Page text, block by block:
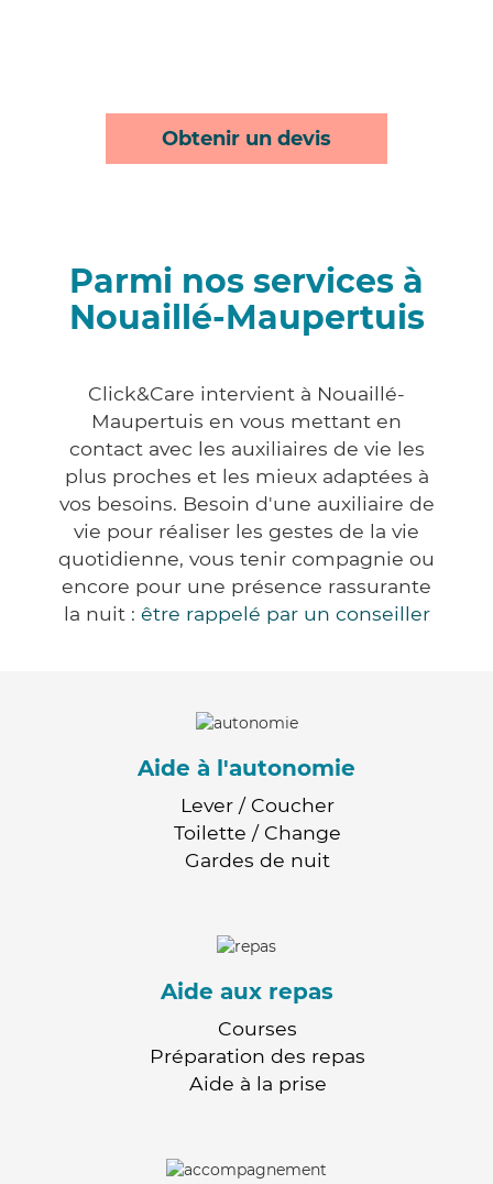
Obtenir un devis
Parmi nos services à
Nouaillé-Maupertuis
Click&Care intervient à Nouaillé-
Maupertuis en vous mettant en
contact avec les auxiliaires de vie les
plus proches et les mieux adaptées à
vos besoins. Besoin d'une auxiliaire de
vie pour réaliser les gestes de la vie
quotidienne, vous tenir compagnie ou
encore pour une présence rassurante
la nuit : être rappelé par un conseiller
Aide à l'autonomie
Lever / Coucher
Toilette / Change
Gardes de nuit
Aide aux repas
Courses
Préparation des repas
Aide à la prise